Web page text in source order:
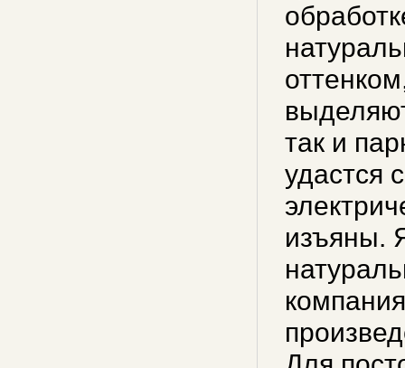
так и
удастся
изъяны.